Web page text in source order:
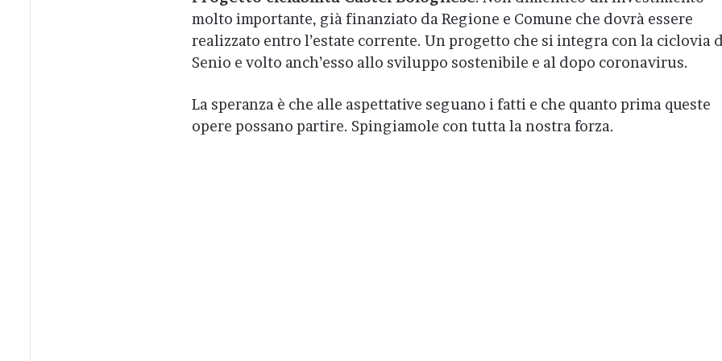
molto importante, già finanziato da Regione e Comune che dovrà essere
realizzato entro l’estate corrente. Un progetto che si integra con la ciclovia
Senio e volto anch’esso allo sviluppo sostenibile e al dopo coronavirus.
La speranza è che alle aspettative seguano i fatti e che quanto prima queste
opere possano partire. Spingiamole con tutta la nostra forza.